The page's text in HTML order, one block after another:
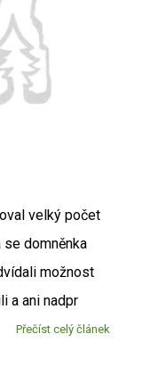
velký počet
domněnka
možnost
a ani nadpr
Přečíst celý článek